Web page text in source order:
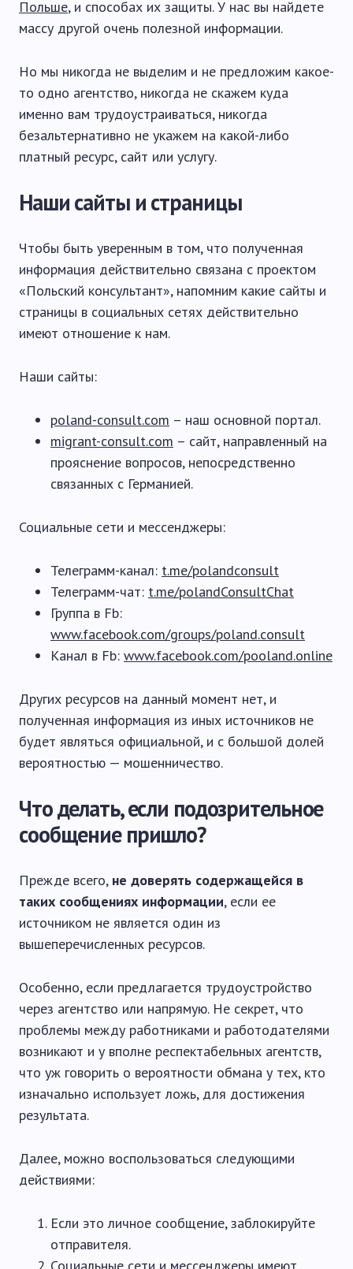
Польше, и способах их защиты. У нас вы найдете
массу другой очень полезной информации.
Но мы никогда не выделим и не предложим какое-
то одно агентство, никогда не скажем куда
именно вам трудоустраиваться, никогда
безальтернативно не укажем на какой-либо
платный ресурс, сайт или услугу.
Наши сайты и страницы
Чтобы быть уверенным в том, что полученная
информация действительно связана с проектом
«Польский консультант», напомним какие сайты и
страницы в социальных сетях действительно
имеют отношение к нам.
Наши сайты:
poland-consult.com – наш основной портал.
migrant-consult.com – сайт, направленный на
прояснение вопросов, непосредственно
связанных с Германией.
Социальные сети и мессенджеры:
Телеграмм-канал: t.me/polandconsult
Телеграмм-чат: t.me/polandConsultChat
Группа в Fb:
www.facebook.com/groups/poland.consult
Канал в Fb: www.facebook.com/pooland.online
Других ресурсов на данный момент нет, и
полученная информация из иных источников не
будет являться официальной, и с большой долей
вероятностью — мошенничество.
Что делать, если подозрительное
сообщение пришло?
Прежде всего, не доверять содержащейся в
таких сообщениях информации, если ее
источником не является один из
вышеперечисленных ресурсов.
Особенно, если предлагается трудоустройство
через агентство или напрямую. Не секрет, что
проблемы между работниками и работодателями
возникают и у вполне респектабельных агентств,
что уж говорить о вероятности обмана у тех, кто
изначально использует ложь, для достижения
результата.
Далее, можно воспользоваться следующими
действиями:
Если это личное сообщение, заблокируйте
отправителя.